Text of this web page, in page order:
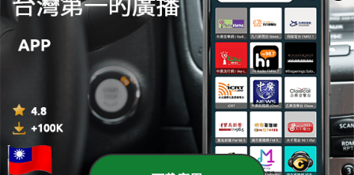
66 - EP66 不到30歲就靠美股退休的前警官, 如何打造「財
富護城河」
EP65 西雅圖一家四口自助行10天花40萬值得嗎？
64 - EP64 一張票近兩萬，還坐最角落的位子！去現場看世
界盃是盤子嗎？
17 Jul 2026